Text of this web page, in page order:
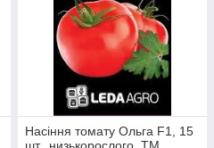
Насіння томату Ольга F1, 15